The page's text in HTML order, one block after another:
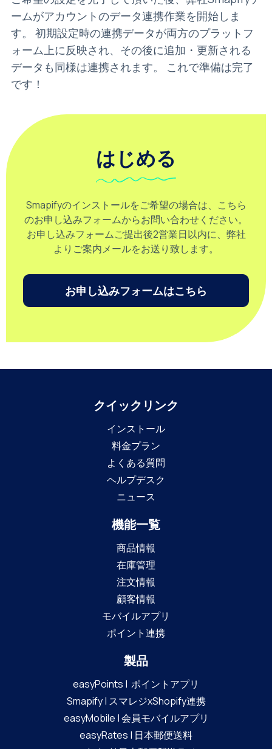
ームがアカウントのデータ連携作業を開始しま
す。 初期設定時の連携データが両方のプラットフ
ォーム上に反映され、その後に追加・更新される
データも同様は連携されます。 これで準備は完了
です！
はじめる
Smapifyのインストールをご希望の場合は、こちら
のお申し込みフォームからお問い合わせください。
お申し込みフォームご提出後2営業日以内に、弊社
よりご案内メールをお送り致します。
お申し込みフォームはこちら
クイックリンク
インストール
料金プラン
よくある質問
ヘルプデスク
ニュース
機能一覧
商品情報
在庫管理
注文情報
顧客情報
モバイルアプリ
ポイント連携
製品
easyPoints | ポイントアプリ
Smapify | スマレジxShopify連携
easyMobile | 会員モバイルアプリ
easyRates | 日本郵便送料